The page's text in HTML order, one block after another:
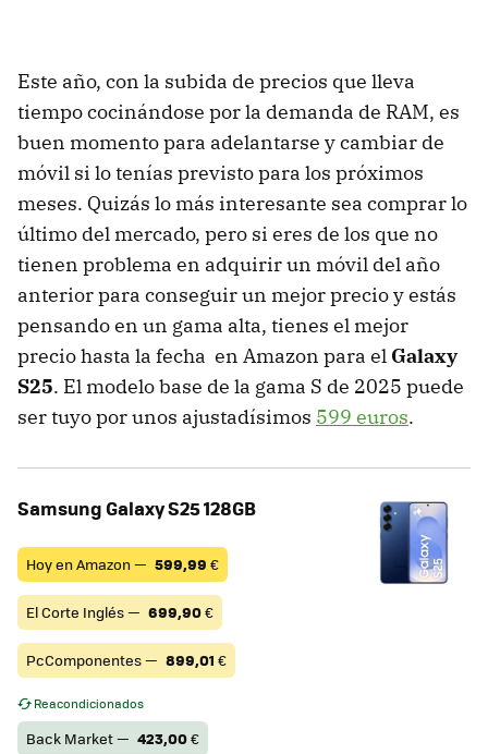
Este año, con la subida de precios que lleva
tiempo cocinándose por la demanda de RAM, es
buen momento para adelantarse y cambiar de
móvil si lo tenías previsto para los próximos
meses. Quizás lo más interesante sea comprar lo
último del mercado, pero si eres de los que no
tienen problema en adquirir un móvil del año
anterior para conseguir un mejor precio y estás
pensando en un gama alta, tienes el mejor
precio hasta la fecha en Amazon para el Galaxy
S25. El modelo base de la gama S de 2025 puede
ser tuyo por unos ajustadísimos 599 euros.
Samsung Galaxy S25 128GB
Hoy en Amazon — 599,99 €
El Corte Inglés — 699,90€
PcComponentes — 899,01 €
Reacondicionados
Back Market — 423,00€